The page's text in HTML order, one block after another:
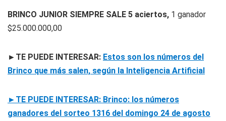
BRINCO JUNIOR SIEMPRE SALE 5 aciertos, 1 ganador
$25.000.000,00
►TE PUEDE INTERESAR: Estos son los números del
Brinco que más salen, según la Inteligencia Artificial
►TE PUEDE INTERESAR: Brinco: los números
ganadores del sorteo 1316 del domingo 24 de agosto